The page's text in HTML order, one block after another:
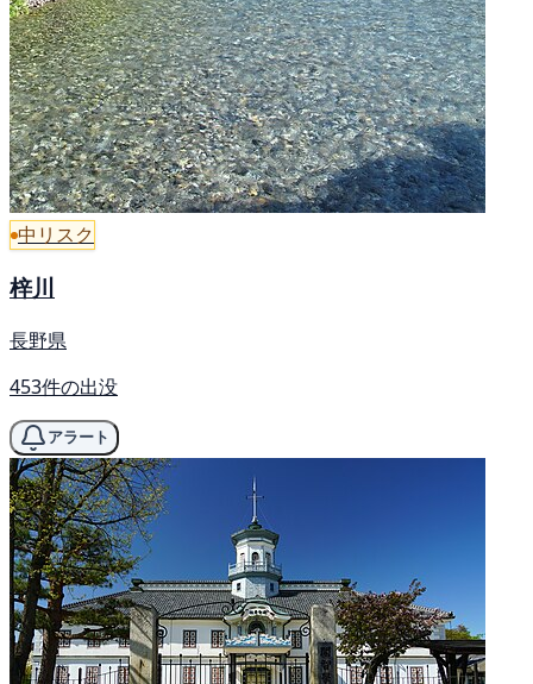
中リスク
梓川
長野県
453件の出没
アラート